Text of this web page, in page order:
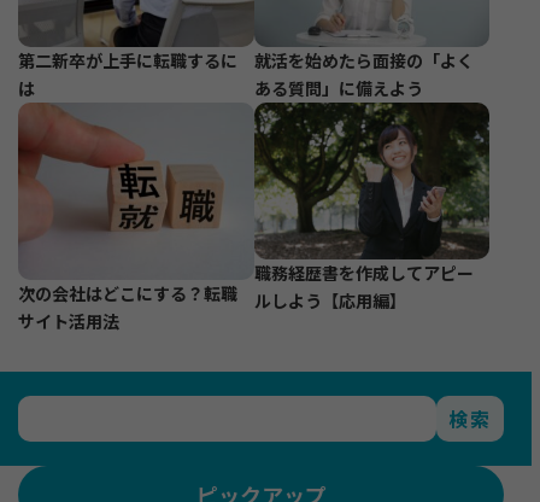
第二新卒が上手に転職するに
は
就活を始めたら面接の「よく
ある質問」に備えよう
次の会社はどこにする？転職
サイト活用法
職務経歴書を作成してアピー
ルしよう【応用編】
検索
ピックアップ